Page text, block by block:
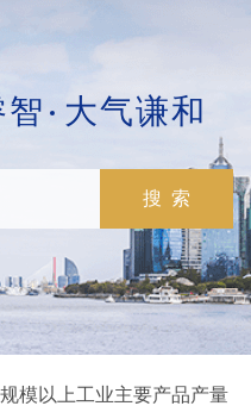
智 大气谦和
搜 索
规模以上工业主要产品产量